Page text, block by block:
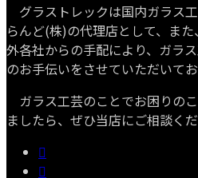
グラストレックは国内ガラス
らんど(株)の代理店として、ま
外各社からの手配により、ガラ
のお手伝いをさせていただいてお
ガラス工芸のことでお困りの
ましたら、ぜひ当店にご相談くだ